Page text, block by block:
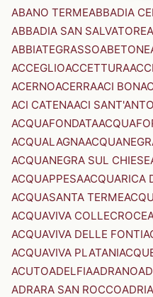
ABANO TERMEABBADIA
ABBADIA SAN SALVATORE
ABBIATEGRASSOABETONE
ACCEGLIOACCETTURA
ACERNOACERRAACI
ACI CATENAACI
ACQUAFONDATA
ACQUALAGNA
ACQUANEGRA SUL CHIESE
ACQUAPPESAACQUARICA
ACQUASANTA TERME
ACQUAVIVA COLLECROCE
ACQUAVIVA DELLE FONTI
ACQUAVIVA PLATANI
ACUTOADELFIAADRANO
ADRARA SAN ROCCOADRIA